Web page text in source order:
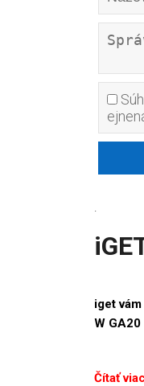
.
iget
W
Čítať viac